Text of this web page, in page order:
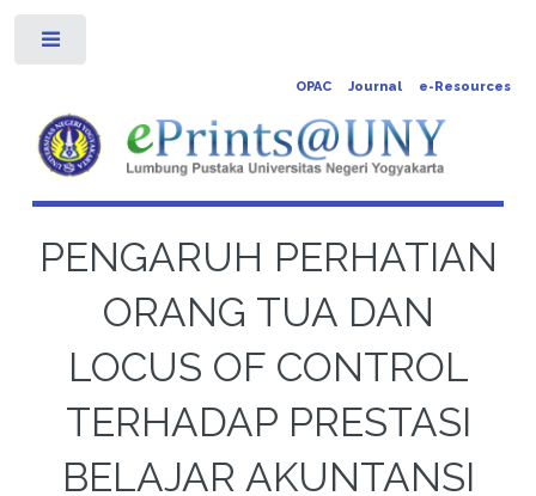
OPAC Journal e-Resources
PENGARUH PERHATIAN
ORANG TUA DAN
LOCUS OF CONTROL
TERHADAP PRESTASI
BELAJAR AKUNTANSI